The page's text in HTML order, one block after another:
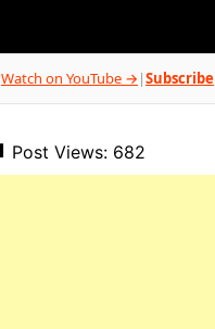
Watch on YouTube → |Subscribe
Post Views: 682